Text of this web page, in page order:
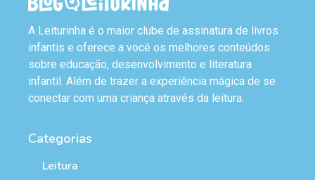
A Leiturinha é o maior clube de assinatura de livros
infantis e oferece a você os melhores conteúdos
sobre educação, desenvolvimento e literatura
infantil. Além de trazer a experiência mágica de se
conectar com uma criança através da leitura.
Categorias
Leitura